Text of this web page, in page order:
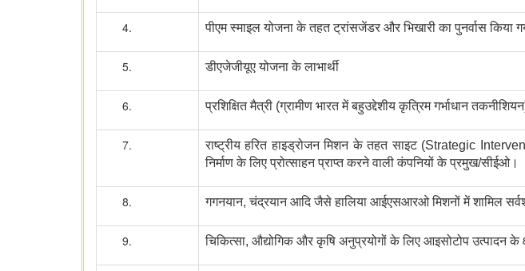
पीएम स्माइल योजना के तहत ट्रांसजेंडर और भिखारी का पुनर्वास किया
डीएजेजीयूए योजना के लाभार्थी
प्रशिक्षित मैत्री (ग्रामीण भारत में बहुउद्देशीय कृत्रिम गर्भाधान
राष्ट्रीय हरित हाइड्रोजन मिशन के तहत साइट (Strategic
निर्माण के लिए प्रोत्साहन प्राप्त करने वाली कंपनियों के प्रमुख/सीईओ।
गगनयान, चंद्रयान आदि जैसे हालिया आईएसआरओ मिशनों में शामिल
चिकित्सा, औद्योगिक और कृषि अनुप्रयोगों के लिए आइसोटोप उत्पादन के